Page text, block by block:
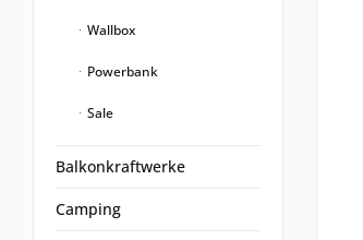
Wallbox
Powerbank
Sale
Balkonkraftwerke
Camping